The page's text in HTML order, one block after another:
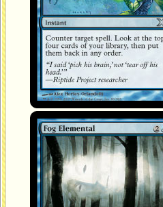
Élémental de brouillard